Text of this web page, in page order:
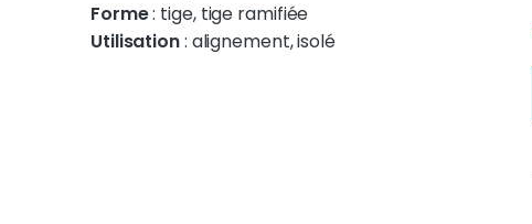
Forme: tige, tige ramifiée
Utilisation: alignement, isolé